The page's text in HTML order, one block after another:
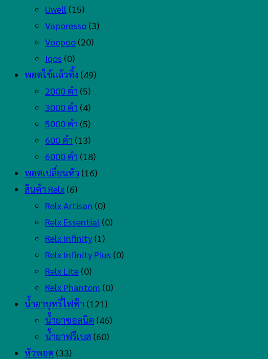
Uwell (15)
Vaporesso (3)
Voopoo (20)
Iqos (0)
พอตใช้แล้วทิ้ง (49)
2000 คำ (5)
3000 คำ (4)
5000 คำ (5)
600 คำ (13)
6000 คำ (18)
พอตเปลี่ยนหัว (16)
สินค้า Relx (6)
Relx Artisan (0)
Relx Essential (0)
Relx Infinity (1)
Relx Infinity Plus (0)
Relx Lite (0)
Relx Phantom (0)
น้ำยาบุหรี่ไฟฟ้า (121)
น้ำยาซอลนิค (46)
น้ำยาฟรีเบส (60)
หัวพอต (33)